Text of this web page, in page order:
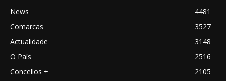
News
4481
Comarcas
3527
Actualidade
3148
O País
2516
Concellos +
2105